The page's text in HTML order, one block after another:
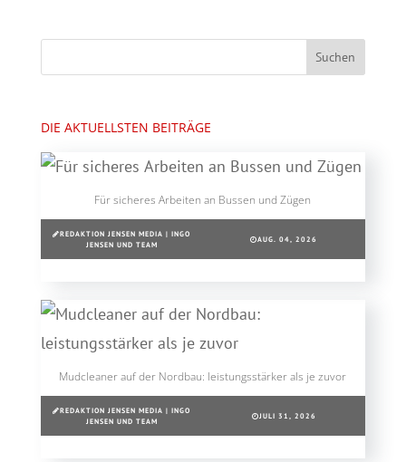
DIE AKTUELLSTEN BEITRÄGE
Für sicheres Arbeiten an Bussen und Zügen
REDAKTION JENSEN MEDIA | INGO
JENSEN UND TEAM
AUG. 04, 2026
Mudcleaner auf der Nordbau: leistungsstärker als je zuvor
REDAKTION JENSEN MEDIA | INGO
JENSEN UND TEAM
JULI 31, 2026